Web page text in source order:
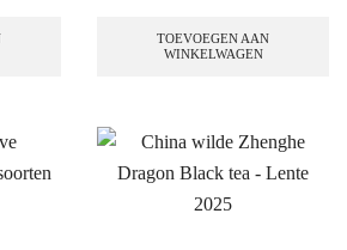
TOEVOEGEN AAN
WINKELWAGEN